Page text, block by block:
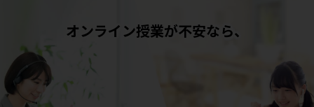
オンライン授業が不安なら、